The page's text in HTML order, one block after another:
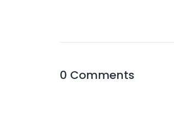
0 Comments